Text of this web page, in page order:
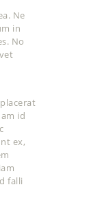
Ne
in
No
id
ex,
falli